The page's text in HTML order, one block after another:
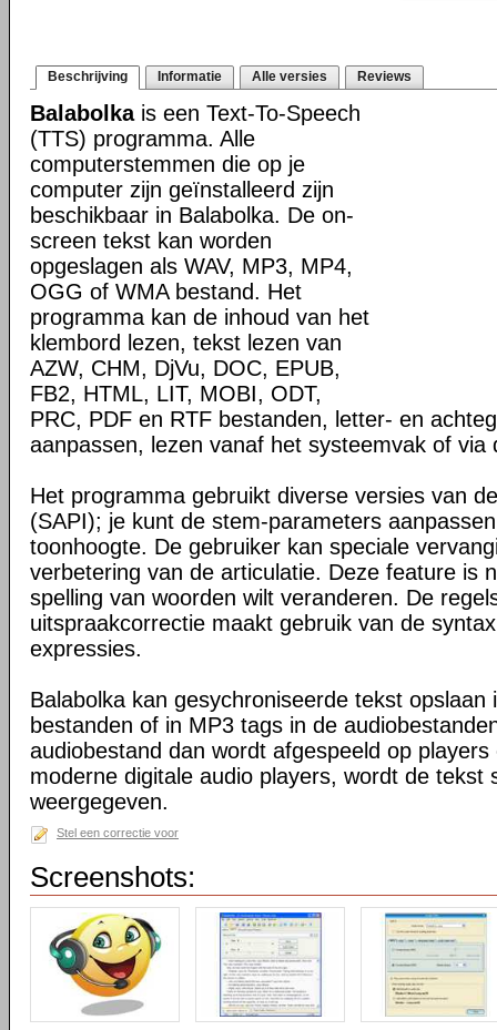
Beschrijving Informatie Alle versies Reviews
Balabolkais een Text-To-Speech
(TTS) programma. Alle
computerstemmen die op je
computer zijn geïnstalleerd zijn
beschikbaar in Balabolka. De on-
screen tekst kan worden
opgeslagen als WAV, MP3, MP4,
OGG of WMA bestand. Het
programma kan de inhoud van het
klembord lezen, tekst lezen van
AZW, CHM, DjVu, DOC, EPUB,
FB2, HTML, LIT, MOBI, ODT,
PRC, PDF en RTF bestanden, letter- en
aanpassen, lezen vanaf het systeemvak of via
Het programma gebruikt diverse versies van
(SAPI); je kunt de stem-parameters
toonhoogte. De gebruiker kan speciale
verbetering van de articulatie. Deze feature is
spelling van woorden wilt veranderen. De
uitspraakcorrectie maakt gebruik van de
expressies.
Balabolka kan gesychroniseerde tekst opslaan
bestanden of in MP3 tags in de
audiobestand dan wordt afgespeeld op
moderne digitale audio players, wordt de tekst
weergegeven.
Stel een correctie voor
Screenshots: